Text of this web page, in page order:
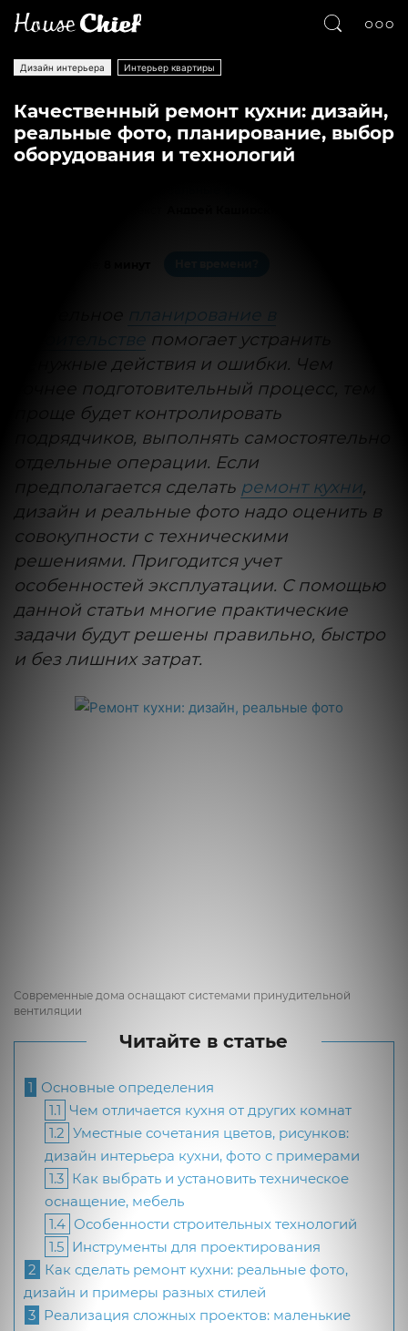
Дизайн интерьера Интерьер квартиры
Качественный ремонт кухни: дизайн,
реальные фото, планирование, выбор
оборудования и технологий
планирование в
строительстве помогает устранить
ненужные действия и ошибки. Чем
точнее подготовительный процесс, тем
проще будет контролировать
подрядчиков, выполнять самостоятельно
отдельные операции. Если
предполагается сделать ремонт кухни,
дизайн и реальные фото надо оценить в
совокупности с техническими
решениями. Пригодится учет
особенностей эксплуатации. С помощью
данной статьи многие практические
задачи будут решены правильно, быстро
и без лишних затрат.
Современные дома оснащают системами принудительной
вентиляции
Читайте в статье
1 Основные определения
1.1 Чем отличается кухня от других комнат
1.2 Уместные сочетания цветов, рисунков:
дизайн интерьера кухни, фото с примерами
1.3 Как выбрать и установить техническое
оснащение, мебель
1.4 Особенности строительных технологий
1.5 Инструменты для проектирования
2 Как сделать ремонт кухни: реальные фото,
дизайн и примеры разных стилей
3 Реализация сложных проектов: маленькие